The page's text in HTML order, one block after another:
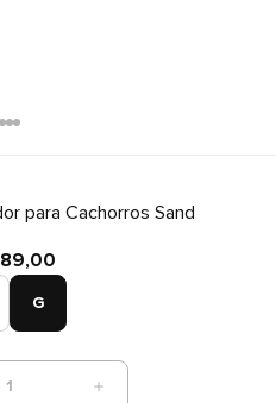
para Cachorros Sand
G
1